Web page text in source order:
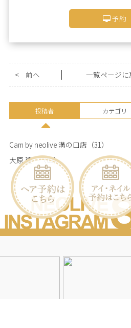
予約
< 前へ 一覧ページに
投稿者 カテゴリ
Cam by neolive 溝の口店 （31）
大原 建一（63）